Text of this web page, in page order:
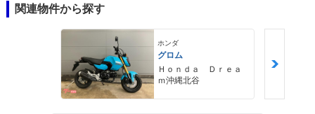
関連物件から探す
ホンダ
グロム
Ｈｏｎｄａ Ｄｒｅａ
ｍ沖縄北谷